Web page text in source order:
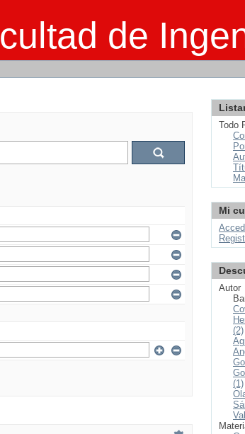
de
Todo
Mi
Autor
(2)
(1)